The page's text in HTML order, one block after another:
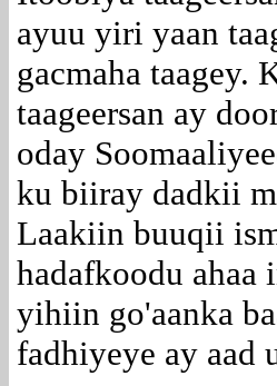
ayuu yiri yaan
gacmaha
taageersan ay
oday
ku biiray dadkii
Laakiin buuqii
hadafkoodu ahaa
yihiin go'aanka
fadhiyeye ay aad